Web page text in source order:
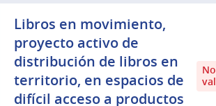
Libros en movimiento,
proyecto activo de
distribución de libros en
territorio, en espacios de
difícil acceso a productos
No